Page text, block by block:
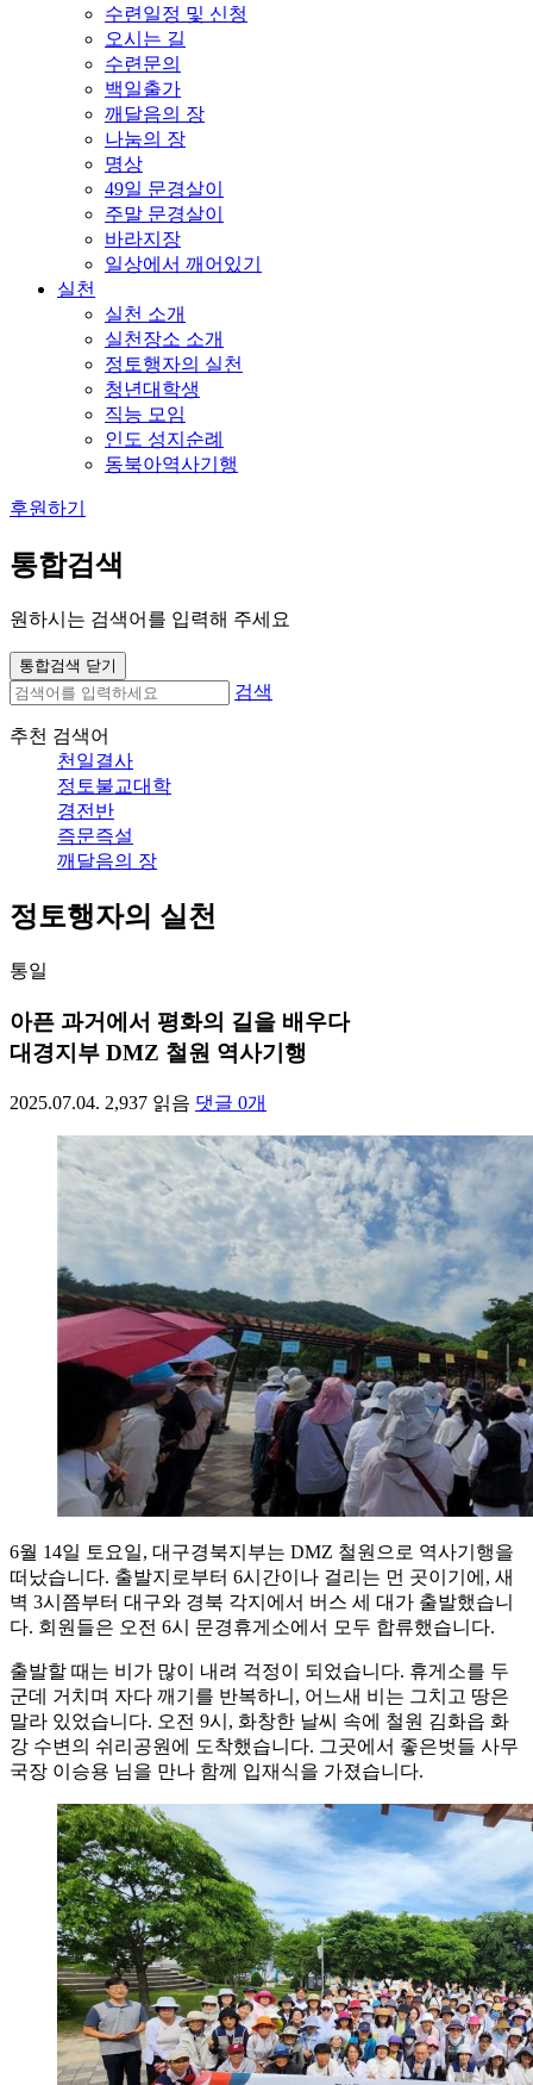
수련일정 및 신청
오시는 길
수련문의
백일출가
깨달음의 장
나눔의 장
명상
49일 문경살이
주말 문경살이
바라지장
일상에서 깨어있기
실천
실천 소개
실천장소 소개
정토행자의 실천
청년대학생
직능 모임
인도 성지순례
동북아역사기행
후원하기
통합검색
원하시는 검색어를 입력해 주세요
통합검색 닫기
검색
추천 검색어
천일결사
정토불교대학
경전반
즉문즉설
깨달음의 장
정토행자의 실천
통일
아픈 과거에서 평화의 길을 배우다
대경지부 DMZ 철원 역사기행
2025.07.04. 2,937 읽음 댓글 0개
6월 14일 토요일, 대구경북지부는 DMZ 철원으로 역사기행을
떠났습니다. 출발지로부터 6시간이나 걸리는 먼 곳이기에, 새
벽 3시쯤부터 대구와 경북 각지에서 버스 세 대가 출발했습니
다. 회원들은 오전 6시 문경휴게소에서 모두 합류했습니다.
출발할 때는 비가 많이 내려 걱정이 되었습니다. 휴게소를 두
군데 거치며 자다 깨기를 반복하니, 어느새 비는 그치고 땅은
말라 있었습니다. 오전 9시, 화창한 날씨 속에 철원 김화읍 화
강 수변의 쉬리공원에 도착했습니다. 그곳에서 좋은벗들 사무
국장 이승용 님을 만나 함께 입재식을 가졌습니다.